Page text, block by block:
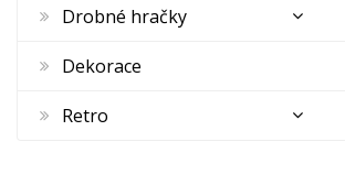
Drobné hračky
Dekorace
Retro